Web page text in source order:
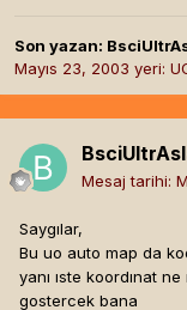
Son yazan:
Mayıs 23, 2003 yeri:
Mesaj tarihi:
Saygılar,
Bu uo auto map da
yanı ıste koordınat
gostercek bana